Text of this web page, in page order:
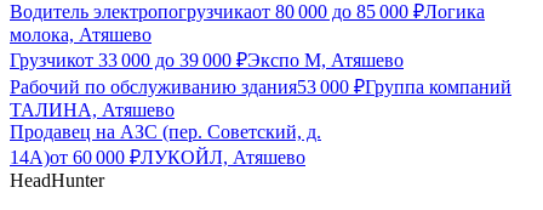
Водитель электропогрузчикаот 80 000 до 85 000 ₽Логика
молока, Атяшево
Грузчикот 33 000 до 39 000 ₽Экспо М, Атяшево
Рабочий по обслуживанию здания53 000 ₽Группа компаний
ТАЛИНА, Атяшево
Продавец на АЗС (пер. Советский, д.
14А)от 60 000 ₽ЛУКОЙЛ, Атяшево
HeadHunter